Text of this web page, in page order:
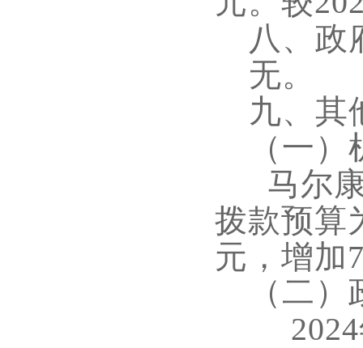
八、政
无。
九、其
（一
马尔
拨款预算
元， 增加
（二
2024